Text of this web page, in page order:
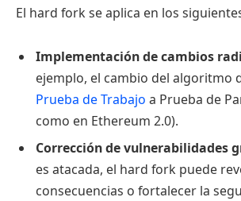
El hard fork se aplica en los
Implementación de cambios
ejemplo, el cambio del algoritmo
Prueba de Trabajo a Prueba de
como en Ethereum 2.0).
Corrección de vulnerabilidades
es atacada, el hard fork puede
consecuencias o fortalecer la